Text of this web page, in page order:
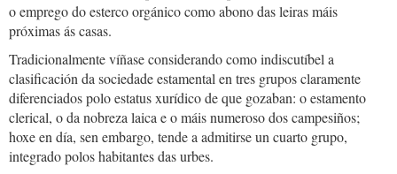
o emprego do esterco orgánico como abono das leiras máis
próximas ás casas.
Tradicionalmente víñase considerando como indiscutíbel a
clasificación da sociedade estamental en tres grupos claramente
diferenciados polo estatus xurídico de que gozaban: o estamento
clerical, o da nobreza laica e o máis numeroso dos campesiños;
hoxe en día, sen embargo, tende a admitirse un cuarto grupo,
integrado polos habitantes das urbes.